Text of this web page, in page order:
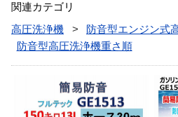
関連カテゴリ
高圧洗浄機
防音型エンジン式
防音型高圧洗浄機重さ順